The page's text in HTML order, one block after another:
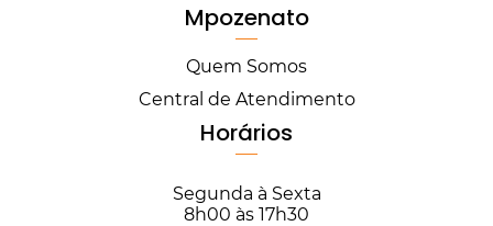
Mpozenato
Quem Somos
Central de Atendimento
Horários
Segunda à Sexta
8h00 às 17h30